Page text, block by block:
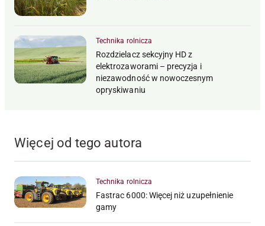
Technika rolnicza
Rozdzielacz sekcyjny HD z
elektrozaworami – precyzja i
niezawodność w nowoczesnym
opryskiwaniu
Więcej od tego autora
Technika rolnicza
Fastrac 6000: Więcej niż uzupełnienie
gamy